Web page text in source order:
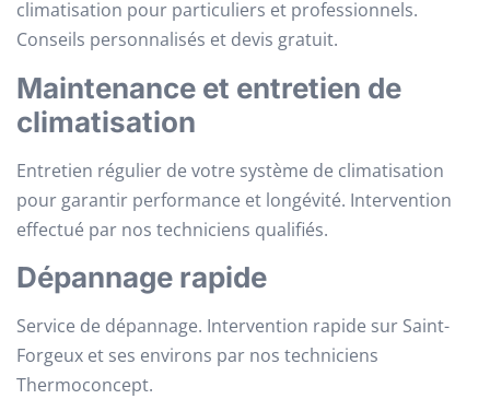
climatisation pour particuliers et professionnels.
Conseils personnalisés et devis gratuit.
Maintenance et entretien de
climatisation
Entretien régulier de votre système de climatisation
pour garantir performance et longévité. Intervention
effectué par nos techniciens qualifiés.
Dépannage rapide
Service de dépannage. Intervention rapide sur Saint-
Forgeux et ses environs par nos techniciens
Thermoconcept.